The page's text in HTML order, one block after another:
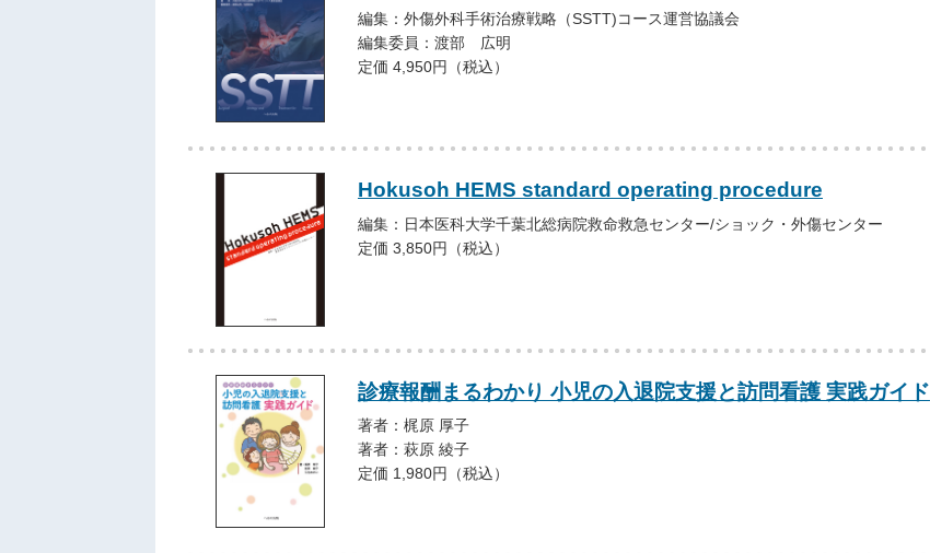
編集：外傷外科手術治療戦略（SSTT)コース運営協議会
編集委員：渡部 広明
定価 4,950円（税込）
Hokusoh HEMS standard operating procedure
編集：日本医科大学千葉北総病院救命救急センター/ショック・外傷センター
定価 3,850円（税込）
診療報酬まるわかり 小児の入退院支援と訪問看護 実践ガイド
著者：梶原 厚子
著者：萩原 綾子
定価 1,980円（税込）